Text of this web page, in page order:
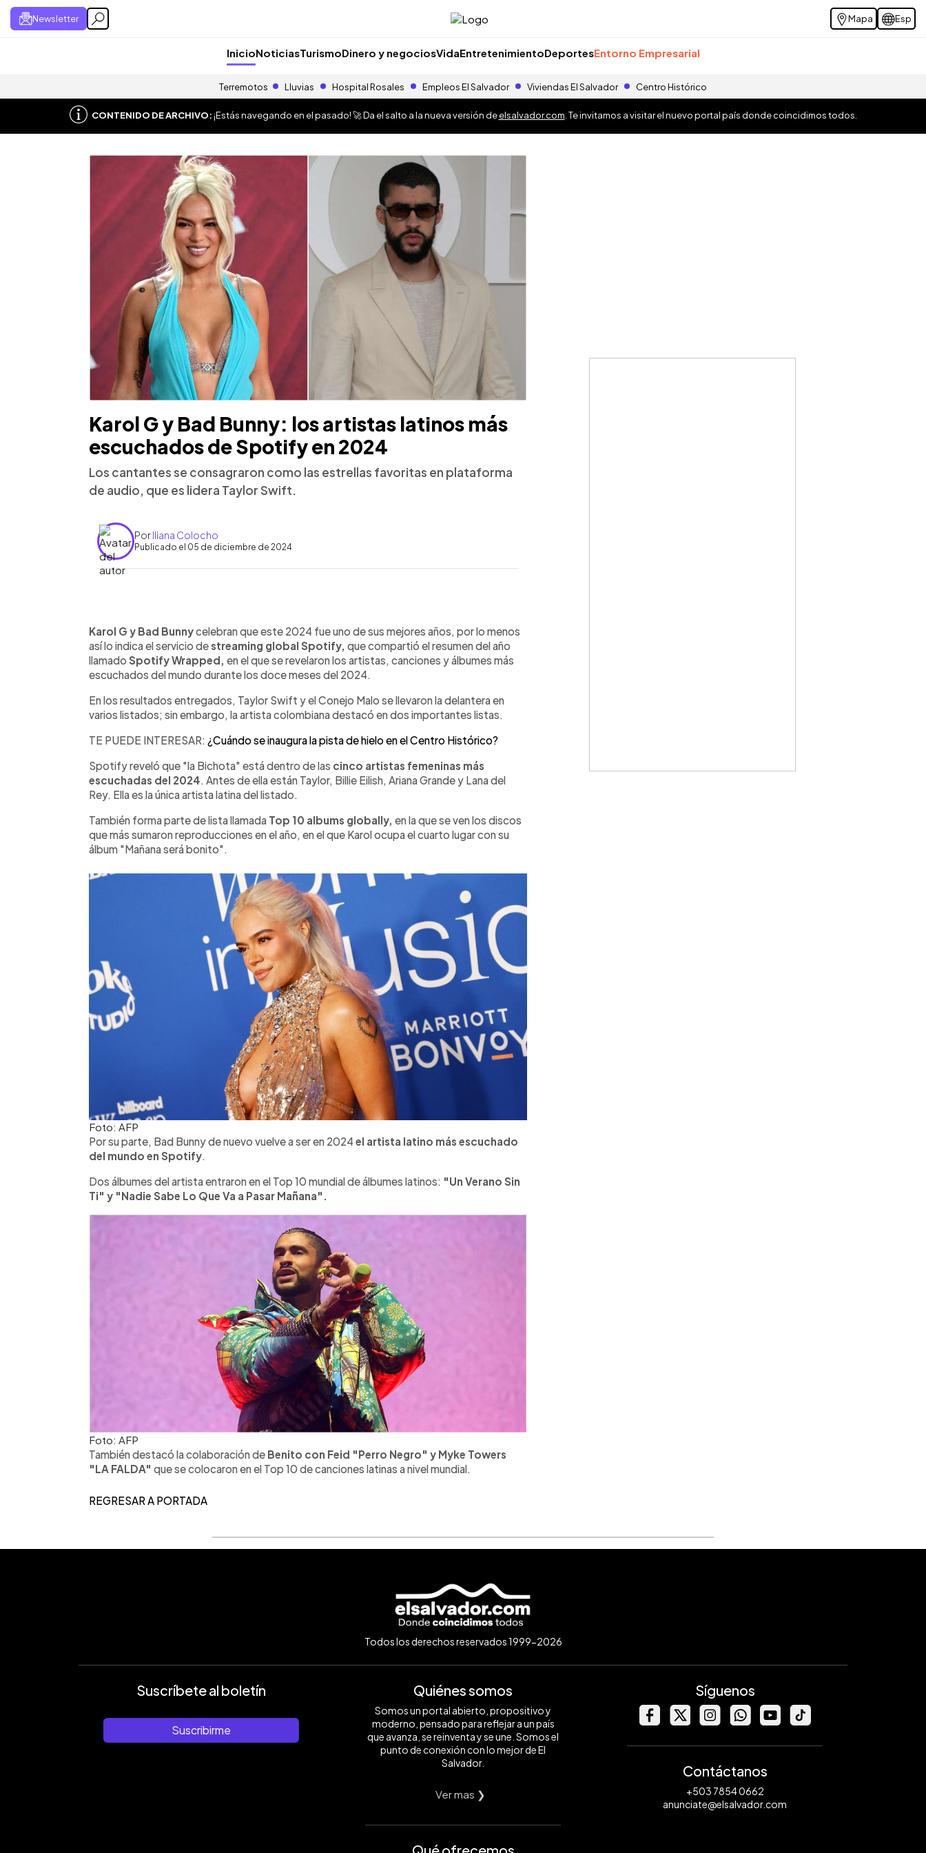
Newsletter Mapa Esp
InicioNoticiasTurismoDinero y negociosVidaEntretenimientoDeportesEntorno Empresarial
Terremotos Lluvias Hospital Rosales Empleos El Salvador Viviendas El Salvador Centro Histórico
CONTENIDO DE ARCHIVO:¡Estás navegando en el pasado! 🚀 Da el salto a la nueva versión deelsalvador.com . Te invitamos a visitar el nuevo portal país donde coincidimos todos.
Karol G y Bad Bunny: los artistas latinos más
escuchados de Spotify en 2024
Los cantantes se consagraron como las estrellas favoritas en plataforma
de audio, que es lidera Taylor Swift.
PorIliana Colocho
Publicado el 05 de diciembre de 2024
► Escuchar artículo
Karol G y Bad Bunnycelebran que este 2024 fue uno de sus mejores años, por lo menos
así lo indica el servicio destreaming global Spotify, que compartió el resumen del año
llamado Spotify Wrapped, en el que se revelaron los artistas, canciones y álbumes más
escuchados del mundo durante los doce meses del 2024.
En los resultados entregados, Taylor Swift y el Conejo Malo se llevaron la delantera en
varios listados; sin embargo, la artista colombiana destacó en dos importantes listas.
TE PUEDE INTERESAR: ¿Cuándo se inaugura la pista de hielo en el Centro Histórico?
Spotify reveló que "la Bichota" está dentro de las cinco artistas femeninas más
escuchadas del 2024 . Antes de ella están Taylor, Billie Eilish, Ariana Grande y Lana del
Rey. Ella es la única artista latina del listado.
También forma parte de lista llamada Top 10 albums globally, en la que se ven los discos
que más sumaron reproducciones en el año, en el que Karol ocupa el cuarto lugar con su
álbum "Mañana será bonito".
Foto: AFP
Por su parte, Bad Bunny de nuevo vuelve a ser en 2024 el artista latino más escuchado
del mundo en Spotify
Dos álbumes del artista entraron en el Top 10 mundial de álbumes latinos: "Un Verano Sin
Ti" y "Nadie Sabe Lo Que Va a Pasar Mañana".
Foto: AFP
También destacó la colaboración de Benito con Feid "Perro Negro" y Myke Towers
"LA FALDA" que se colocaron en el Top 10 de canciones latinas a nivel mundial.
REGRESAR A PORTADA
Todos los derechos reservados 1999-2026
Suscríbete al boletín
Suscribirme
Quiénes somos
Somos un portal abierto, propositivo y
moderno, pensado para reflejar a un país
que avanza, se reinventa y se une. Somos el
punto de conexión con lo mejor de El
Salvador.
Ver mas ❯
Qué ofrecemos
Síguenos
Contáctanos
+503 7854 0662
anunciate@elsalvador.com